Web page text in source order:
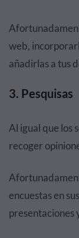
web,
añadirlas a tus
3. Pesquisas
Al igual que los
recoger
encuestas en
presentaciones